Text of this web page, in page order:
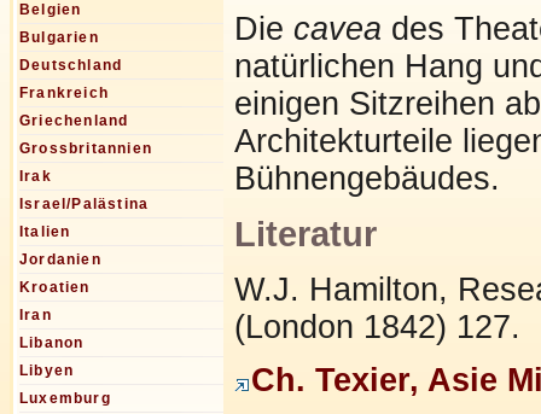
Belgien
Bulgarien
Deutschland
Frankreich
Griechenland
Grossbritannien
Irak
Israel/Palästina
Italien
Jordanien
Kroatien
Iran
Libanon
Libyen
Luxemburg
Die cavea des
natürlichen Hang
einigen Sitzreihen
Architekturteile
Bühnengebäudes.
Literatur
W.J. Hamilton,
(London 1842) 127.
Ch. Texier, Asie